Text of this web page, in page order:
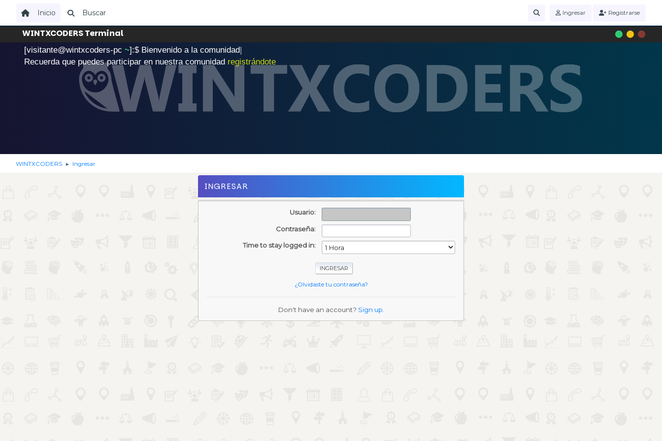
Inicio Buscar Ingresar Registrarse
WINTXCODERS Terminal
[visitante@wintxcoders-pc ~]:$ .Bienvenido a la comunidad|
Recuerda que puedes participar en nuestra comunidad registrándote
WINTXCODERS ► Ingresar
INGRESAR
Usuario:
Contraseña:
Time to stay logged in:
¿Olvidaste tu contraseña?
Don't have an account? Sign up